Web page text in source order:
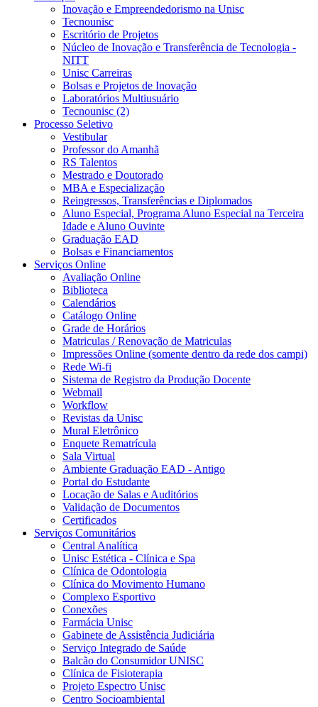
Inovação e Empreendedorismo na Unisc
Tecnounisc
Escritório de Projetos
Núcleo de Inovação e Transferência de Tecnologia -
NITT
Unisc Carreiras
Bolsas e Projetos de Inovação
Laboratórios Multiusuário
Tecnounisc (2)
Processo Seletivo
Vestibular
Professor do Amanhã
RS Talentos
Mestrado e Doutorado
MBA e Especialização
Reingressos, Transferências e Diplomados
Aluno Especial, Programa Aluno Especial na Terceira
Idade e Aluno Ouvinte
Graduação EAD
Bolsas e Financiamentos
Serviços Online
Avaliação Online
Biblioteca
Calendários
Catálogo Online
Grade de Horários
Matriculas / Renovação de Matriculas
Impressões Online (somente dentro da rede dos campi)
Rede Wi-fi
Sistema de Registro da Produção Docente
Webmail
Workflow
Revistas da Unisc
Mural Eletrônico
Enquete Rematrícula
Sala Virtual
Ambiente Graduação EAD - Antigo
Portal do Estudante
Locação de Salas e Auditórios
Validação de Documentos
Certificados
Serviços Comunitários
Central Analítica
Unisc Estética - Clínica e Spa
Clínica de Odontologia
Clínica do Movimento Humano
Complexo Esportivo
Conexões
Farmácia Unisc
Gabinete de Assistência Judiciária
Serviço Integrado de Saúde
Balcão do Consumidor UNISC
Clínica de Fisioterapia
Projeto Espectro Unisc
Centro Socioambiental